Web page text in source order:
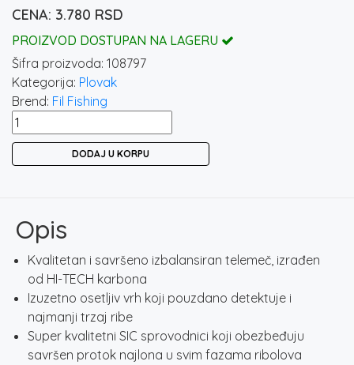
3.780 RSD
PROIZVOD DOSTUPAN NA LAGERU
Šifra proizvoda: 108797
Kategorija: Plovak
Brend: Fil Fishing
FIL
FISHING
/
količina
DODAJ U KORPU
Opis
Kvalitetan i savršeno izbalansiran telemeč, izrađen
od HI-TECH karbona
Izuzetno osetljiv vrh koji pouzdano detektuje i
najmanji trzaj ribe
Super kvalitetni SIC sprovodnici koji obezbeđuju
savršen protok najlona u svim fazama ribolova